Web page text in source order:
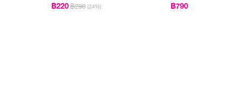
฿220฿290 (24%) ฿790